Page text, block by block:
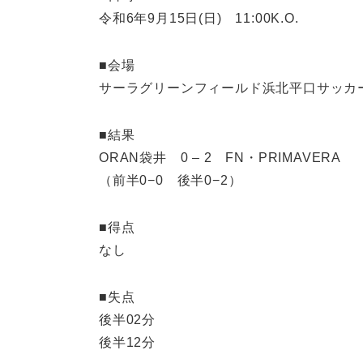
令和6年9月15日(日) 11:00K.O.
■会場
サーラグリーンフィールド浜北平口サッカ
■結果
ORAN袋井 0 – 2 FN・PRIMAVERA
（前半0−0 後半0−2）
■得点
なし
■失点
後半02分
後半12分